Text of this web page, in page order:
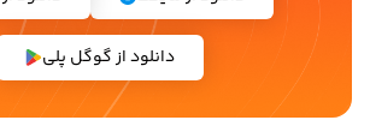
دانلود از گوگل پلی